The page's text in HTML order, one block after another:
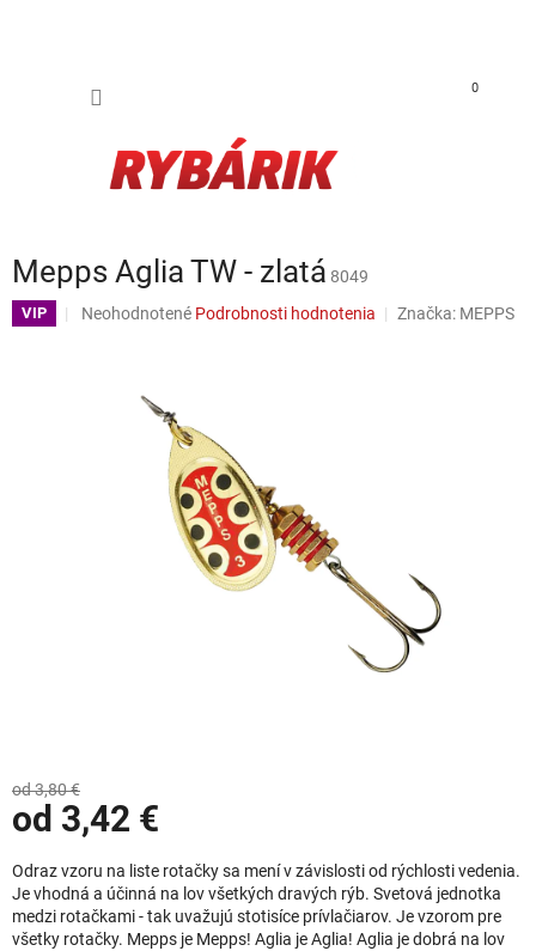
0
Mepps Aglia TW - zlatá 8049
VIP Priemerné hodnotenie produktu je 0,0 z 5 hviezdičiek.
Neohodnotené Podrobnosti hodnotenia Značka: MEPPS
od 3,80 €
od 3,42 €
Jednotková cena:
Odraz vzoru na liste rotačky sa mení v závislosti od rýchlosti vedenia.
Je vhodná a účinná na lov všetkých dravých rýb. Svetová jednotka
medzi rotačkami - tak uvažujú stotisíce prívlačiarov. Je vzorom pre
všetky rotačky. Mepps je Mepps! Aglia je Aglia! Aglia je dobrá na lov